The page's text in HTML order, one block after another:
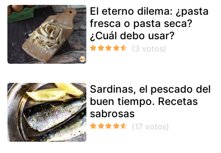
El eterno dilema: ¿pasta
fresca o pasta seca?
¿Cuál debo usar?
Sardinas, el pescado del
buen tiempo. Recetas
sabrosas